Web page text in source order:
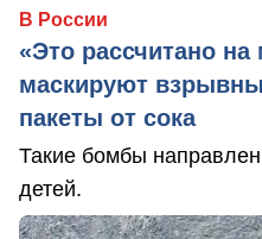
В России
«Это рассчитано
маскируют
пакеты от сока
Такие бомбы
детей.